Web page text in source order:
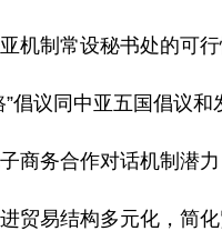
机制常设秘书处的可行
倡议同中亚五国倡议和
商务合作对话机制潜力
贸易结构多元化，简化